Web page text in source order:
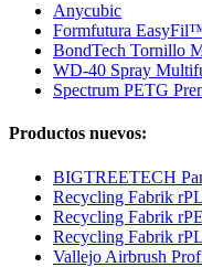
Anycubic
Formfutura
BondTech Tornillo
WD-40 Spray
Spectrum PETG
Productos nuevos:
BIGTREETECH
Recycling Fabrik
Recycling Fabrik
Recycling Fabrik
Vallejo Airbrush